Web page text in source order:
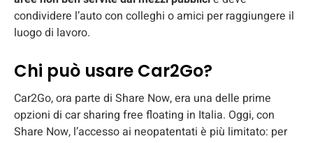
condividere l’auto con colleghi o amici per raggiungere il
luogo di lavoro.
Chi può usare Car2Go?
Car2Go, ora parte di Share Now, era una delle prime
opzioni di car sharing free floating in Italia. Oggi, con
Share Now, l’accesso ai neopatentati è più limitato: per